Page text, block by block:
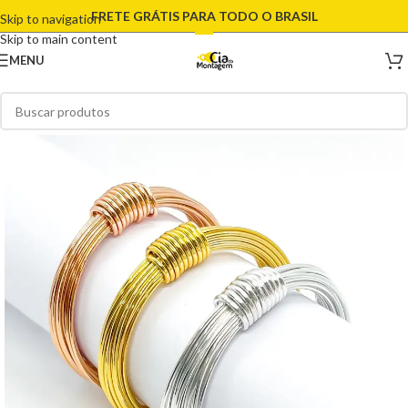
Skip to navigation
Skip to main content
FRETE GRÁTIS PARA TODO O BRASIL
MENU